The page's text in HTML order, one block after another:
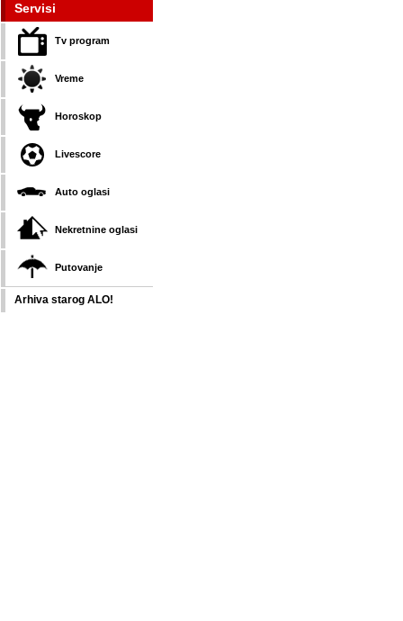
Servisi
Tv program
Vreme
Horoskop
Livescore
Auto oglasi
Nekretnine oglasi
Putovanje
Arhiva starog ALO!